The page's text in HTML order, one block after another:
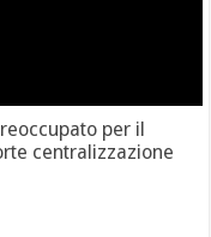
per il
centralizzazione